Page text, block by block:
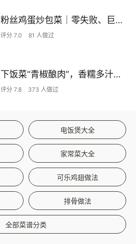
粉丝鸡蛋炒包菜｜零失败、巨下饭
评分 7.0 81 人做过
下饭菜“青椒酿肉”，香糯多汁鲜嫩下饭
评分 7.8 373 人做过
电饭煲大全
家常菜大全
可乐鸡翅做法
排骨做法
全部菜谱分类